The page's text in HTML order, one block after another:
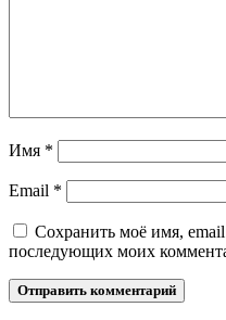
Имя *
Email *
Сохранить моё имя, email
последующих моих